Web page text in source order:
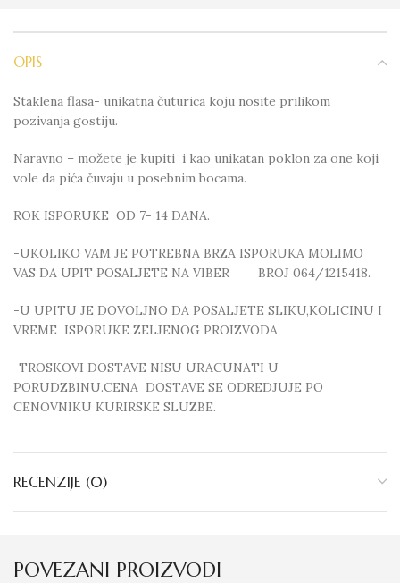
OPIS
Staklena flasa- unikatna čuturica koju nosite prilikom
pozivanja gostiju.
Naravno – možete je kupiti i kao unikatan poklon za one koji
vole da pića čuvaju u posebnim bocama.
ROK ISPORUKE OD 7- 14 DANA.
-UKOLIKO VAM JE POTREBNA BRZA ISPORUKA MOLIMO
VAS DA UPIT POSALJETE NA VIBER BROJ 064/1215418.
-U UPITU JE DOVOLJNO DA POSALJETE SLIKU,KOLICINU I
VREME ISPORUKE ZELJENOG PROIZVODA
-TROSKOVI DOSTAVE NISU URACUNATI U
PORUDZBINU.CENA DOSTAVE SE ODREDJUJE PO
CENOVNIKU KURIRSKE SLUZBE.
RECENZIJE (0)
POVEZANI PROIZVODI